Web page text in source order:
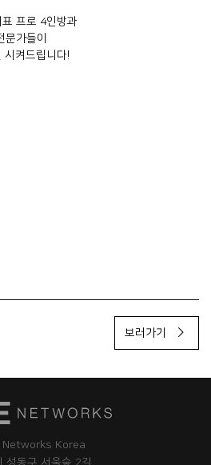
프로 4인방과
가들이
시켜드립니다!
보러가기
Networks Korea